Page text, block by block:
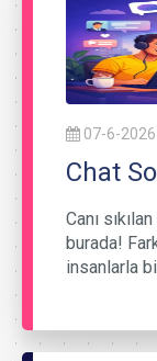
07-6-2026
Chat
Canı
burada!
insanlarla